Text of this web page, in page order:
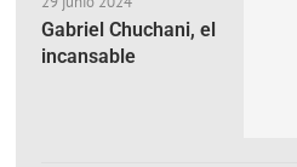
Gabriel Chuchani, el
incansable